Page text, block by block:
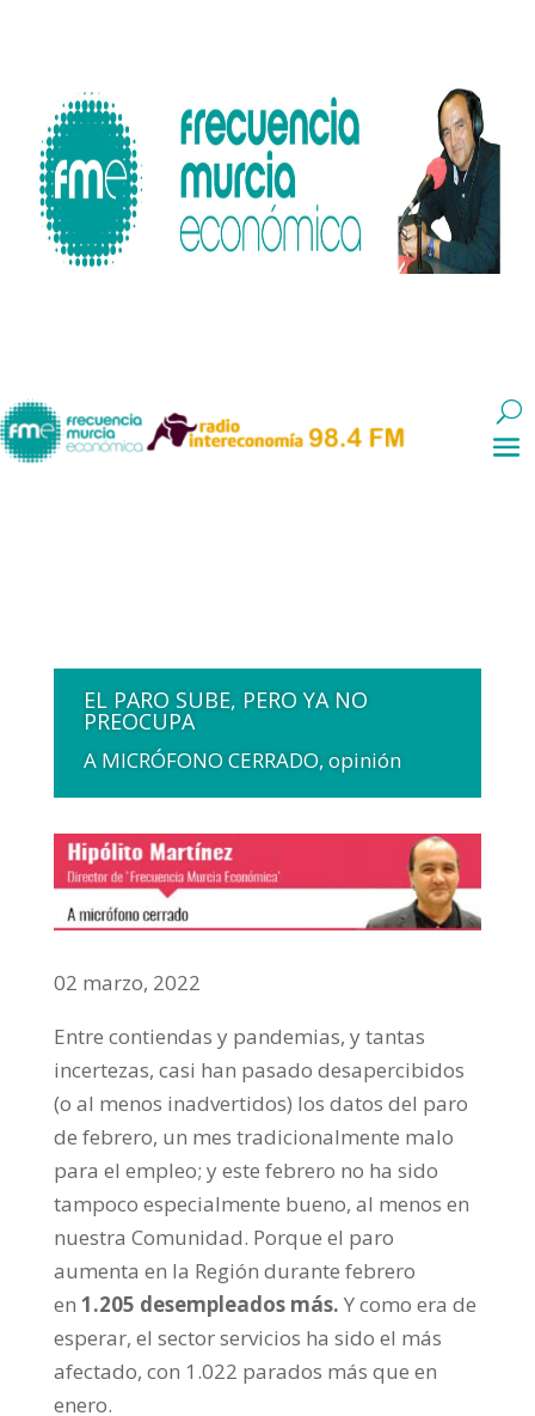
EL PARO SUBE, PERO YA NO
PREOCUPA
A MICRÓFONO CERRADO,opinión
02 marzo, 2022
Entre contiendas y pandemias, y tantas
incertezas, casi han pasado desapercibidos
(o al menos inadvertidos) los datos del paro
de febrero, un mes tradicionalmente malo
para el empleo; y este febrero no ha sido
tampoco especialmente bueno, al menos en
nuestra Comunidad. Porque el paro
aumenta en la Región durante febrero
en 1.205 desempleados más. Y como era de
esperar, el sector servicios ha sido el más
afectado, con 1.022 parados más que en
enero.